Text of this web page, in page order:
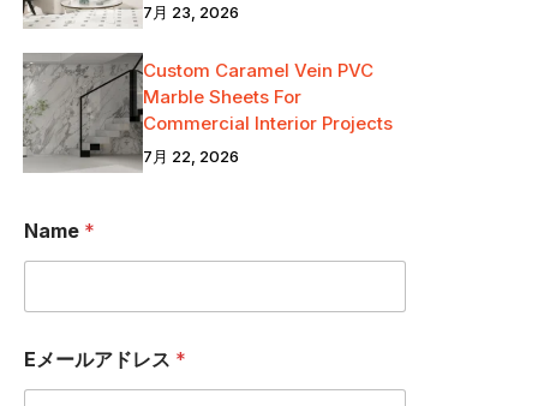
7月 23, 2026
Custom Caramel Vein PVC
Marble Sheets For
Commercial Interior Projects
7月 22, 2026
Name *
C
O
Eメールアドレス *